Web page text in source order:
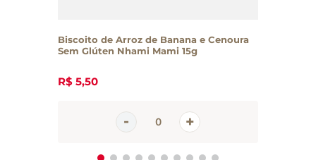
Biscoito de Arroz de Banana e Cenoura
Sem Glúten Nhami Mami 15g
R$ 5,50